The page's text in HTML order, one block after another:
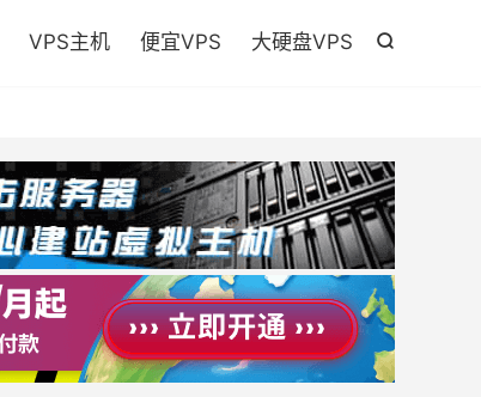

VPS主机 便宜VPS 大硬盘VPS